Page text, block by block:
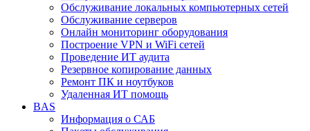
Обслуживание локальных компьютерных сетей
Обслуживание серверов
Онлайн мониторинг оборудования
Построение VPN и WiFi сетей
Проведение ИТ аудита
Резервное копирование данных
Ремонт ПК и ноутбуков
Удаленная ИТ помощь
BAS
Информация о САБ